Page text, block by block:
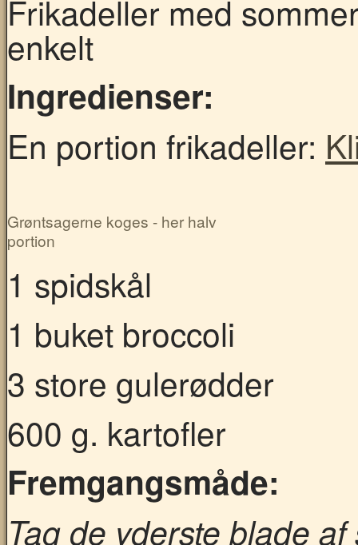
Frikadeller med
enkelt
Ingredienser:
En portion frikadeller:
Grøntsagerne koges - her halv
portion
1 spidskål
1 buket broccoli
3 store gulerødder
600 g. kartofler
Fremgangsmåde:
Tag de yderste blade